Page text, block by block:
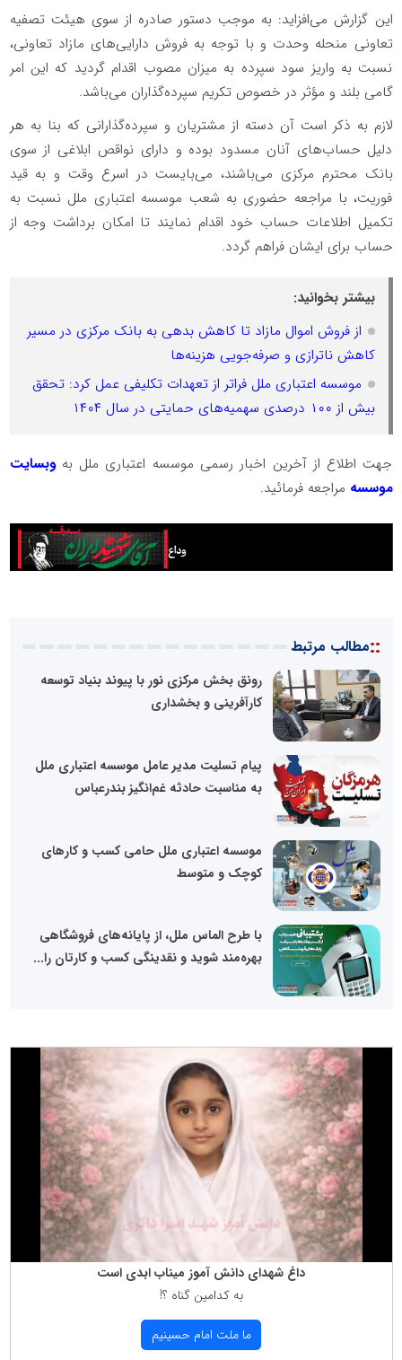
این گزارش می‌افزاید: به موجب دستور صادره از سوی هیئت تصفیه
تعاونی منحله وحدت و با توجه به فروش دارایی‌های مازاد تعاونی،
نسبت به واریز سود سپرده به میزان مصوب اقدام گردید که این امر
گامی بلند و مؤثر در خصوص تکریم سپرده‌گذاران می‌باشد.
لازم به ذکر است آن دسته از مشتریان و سپرده‌گذارانی که بنا به هر
دلیل حساب‌های آنان مسدود بوده و دارای نواقص ابلاغی از سوی
بانک محترم مرکزی می‌باشند، می‌بایست در اسرع وقت و به قید
فوریت، با مراجعه حضوری به شعب موسسه اعتباری ملل نسبت به
تکمیل اطلاعات حساب خود اقدام نمایند تا امکان برداشت وجه از
حساب برای ایشان فراهم گردد.
بیشتر بخوانید:
از فروش اموال مازاد تا کاهش بدهی به بانک مرکزی در مسیر
کاهش ناترازی و صرفه‌جویی هزینه‌ها
موسسه اعتباری ملل فراتر از تعهدات تکلیفی عمل کرد: تحقق
بیش از ۱۰۰ درصدی سهمیه‌های حمایتی در سال ۱۴۰۴
جهت اطلاع از آخرین اخبار رسمی موسسه اعتباری ملل بهوبسایت
موسسه مراجعه فرمائید.
::مطالب مرتبط
رونق بخش مرکزی نور با پیوند بنیاد توسعه
کارآفرینی و بخشداری
پیام تسلیت مدیر عامل موسسه اعتباری ملل
به مناسبت حادثه غم‌انگیز بندرعباس
موسسه اعتباری ملل حامی کسب و کارهای
کوچک و متوسط
با طرح الماس ملل، از پایانه‌های فروشگاهی
بهره‌مند شوید و نقدینگی کسب و کارتان را...
داغ شهدای دانش آموز میناب ابدی است
به كدامین گناه ؟!
ما ملت امام حسینیم